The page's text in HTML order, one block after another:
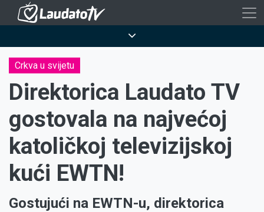
Skoči
sadržaj
Crkva u svijetu
Direktorica Laudato TV
gostovala na najvećoj
katoličkoj televizijskoj
kući EWTN!
Gostujući na EWTN-u, direktorica